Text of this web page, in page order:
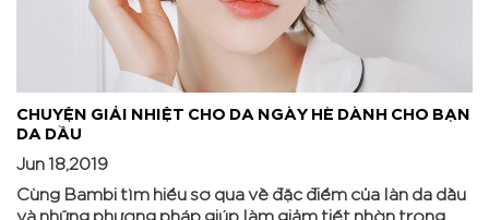
CHUYỆN GIẢI NHIỆT CHO DA NGÀY HÈ DÀNH CHO BẠN
DA DẦU
Jun 18,2019
Cùng Bambi tìm hiểu sơ qua về đặc điểm của làn da dầu
và những phương pháp giúp làm giảm tiết nhờn trong